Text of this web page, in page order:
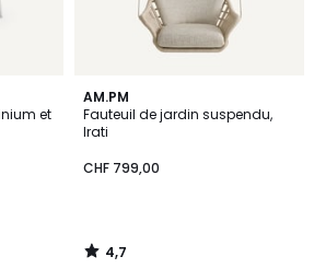
et
AM.PM
Fauteuil de jardin suspendu,
Irati
CHF 799,00
4,7
/ 5
4,7
/